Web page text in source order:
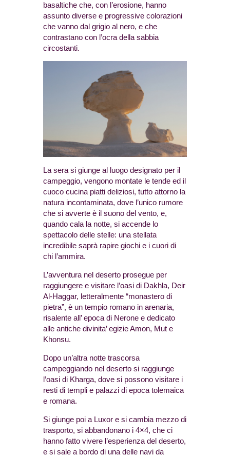
basaltiche che, con l’erosione, hanno
assunto diverse e progressive colorazioni
che vanno dal grigio al nero, e che
contrastano con l’ocra della sabbia
circostanti.
La sera si giunge al luogo designato per il
campeggio, vengono montate le tende ed il
cuoco cucina piatti deliziosi, tutto attorno la
natura incontaminata, dove l’unico rumore
che si avverte è il suono del vento, e,
quando cala la notte, si accende lo
spettacolo delle stelle: una stellata
incredibile saprà rapire giochi e i cuori di
chi l’ammira.
L’avventura nel deserto prosegue per
raggiungere e visitare l’oasi di Dakhla, Deir
Al-Haggar, letteralmente “monastero di
pietra”, è un tempio romano in arenaria,
risalente all’ epoca di Nerone e dedicato
alle antiche divinita’ egizie Amon, Mut e
Khonsu.
Dopo un’altra notte trascorsa
campeggiando nel deserto si raggiunge
l’oasi di Kharga, dove si possono visitare i
resti di templi e palazzi di epoca tolemaica
e romana.
Si giunge poi a Luxor e si cambia mezzo di
trasporto, si abbandonano i 4×4, che ci
hanno fatto vivere l’esperienza del deserto,
e si sale a bordo di una delle navi da